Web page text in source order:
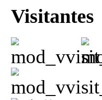
Visitantes